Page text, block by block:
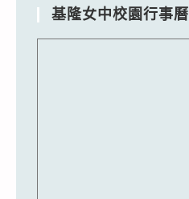
基隆女中校園行事曆